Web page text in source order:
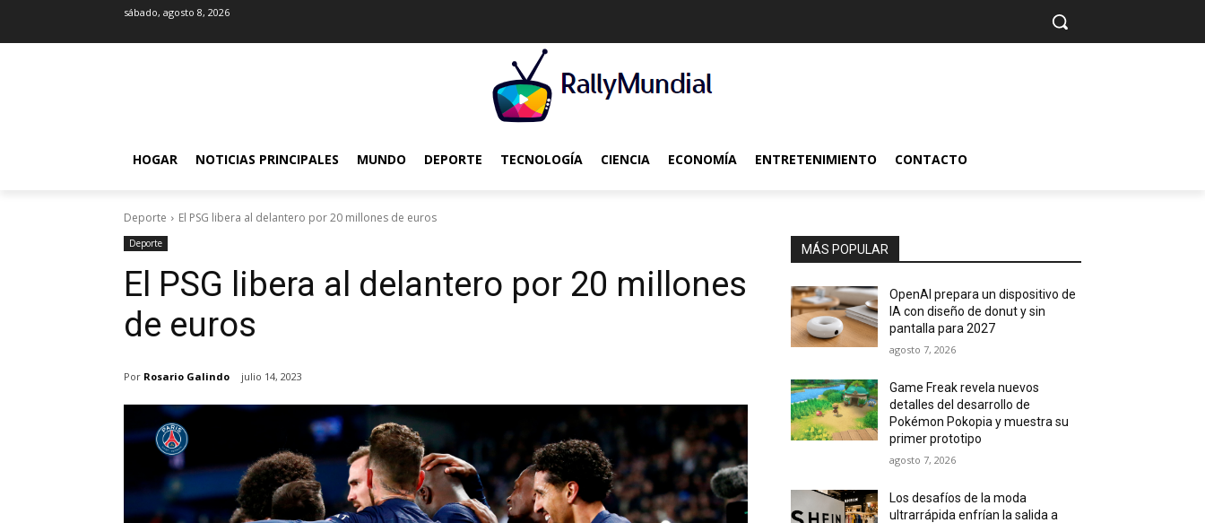
sábado, agosto 8, 2026
HOGAR NOTICIAS PRINCIPALES MUNDO DEPORTE TECNOLOGÍA CIENCIA ECONOMÍA ENTRETENIMIENTO CONTACTO
Deporte El PSG libera al delantero por 20 millones de euros
Deporte
El PSG libera al delantero por 20 millones
de euros
Por Rosario Galindo julio 14, 2023
MÁS POPULAR
OpenAI prepara un dispositivo de
IA con diseño de donut y sin
pantalla para 2027
agosto 7, 2026
Game Freak revela nuevos
detalles del desarrollo de
Pokémon Pokopia y muestra su
primer prototipo
agosto 7, 2026
Los desafíos de la moda
ultrarrápida enfrían la salida a